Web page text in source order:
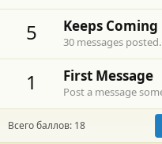
5 Keeps Coming
30 messages
1 First Message
Post a message
Всего баллов: 18